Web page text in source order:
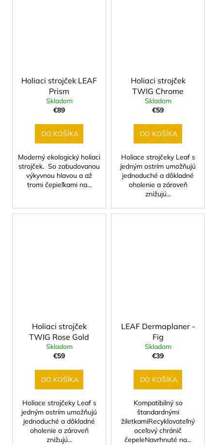
Holiaci strojček LEAF
Prism
Skladom
€89
DO KOŠÍKA
Moderný ekologický holiaci
strojček. So zabudovanou
výkyvnou hlavou a až
tromi čepieľkami na...
Holiaci strojček
TWIG Chrome
Skladom
€59
DO KOŠÍKA
Holiace strojčeky Leaf s
jedným ostrím umožňujú
jednoduché a dôkladné
oholenie a zároveň
znižujú...
Holiaci strojček
TWIG Rose Gold
Skladom
€59
DO KOŠÍKA
Holiace strojčeky Leaf s
jedným ostrím umožňujú
jednoduché a dôkladné
oholenie a zároveň
znižujú...
LEAF Dermaplaner -
Fig
Skladom
€39
DO KOŠÍKA
Kompatibilný so
štandardnými
žiletkamiRecyklovateľný
oceľový chránič
čepeleNavrhnuté na...